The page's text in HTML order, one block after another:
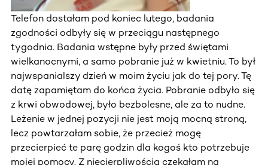
Telefon dostałam pod koniec lutego, badania
zgodności odbyły się w przeciągu następnego
tygodnia. Badania wstępne były przed świętami
wielkanocnymi, a samo pobranie już w kwietniu. To był
najwspanialszy dzień w moim życiu jak do tej pory. Tę
datę zapamiętam do końca życia. Pobranie odbyło się
z krwi obwodowej, było bezbolesne, ale za to nudne.
Leżenie w jednej pozycji nie jest moją mocną stroną,
lecz powtarzałam sobie, że przecież mogę
przecierpieć te parę godzin dla kogoś kto potrzebuje
mojej pomocy. Z niecierpliwością czekałam na